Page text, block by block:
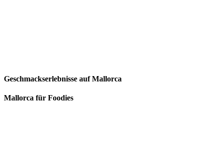
Geschmackserlebnisse auf Mallorca
Mallorca für Foodies